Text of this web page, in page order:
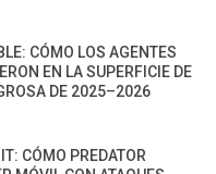
CÓMO LOS AGENTES
EN LA SUPERFICIE DE
DE 2025–2026
CÓMO PREDATOR